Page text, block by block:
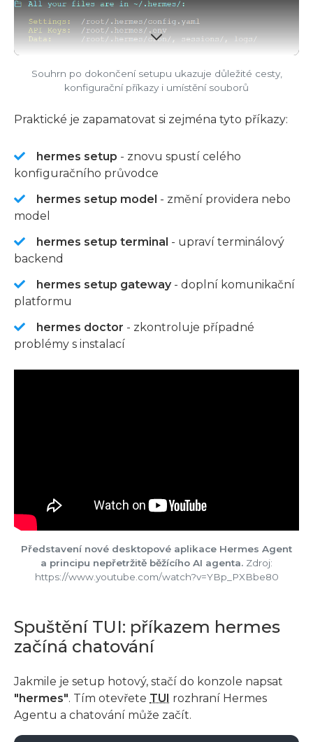
Souhrn po dokončení setupu ukazuje důležité cesty,
konfigurační příkazy i umístění souborů
Praktické je zapamatovat si zejména tyto příkazy:
hermes setup - znovu spustí celého
konfiguračního průvodce
hermes setup model - změní providera nebo
model
hermes setup terminal - upraví terminálový
backend
hermes setup gateway- doplní komunikační
platformu
hermes doctor - zkontroluje případné
problémy s instalací
Představení nové desktopové aplikace Hermes Agent
a principu nepřetržitě běžícího AI agenta. Zdroj:
https://www.youtube.com/watch?v=YBp_PXBbe80
Spuštění TUI: příkazem hermes
začíná chatování
Jakmile je setup hotový, stačí do konzole napsat
"hermes". Tím otevřete TUI rozhraní Hermes
Agentu a chatování může začít.